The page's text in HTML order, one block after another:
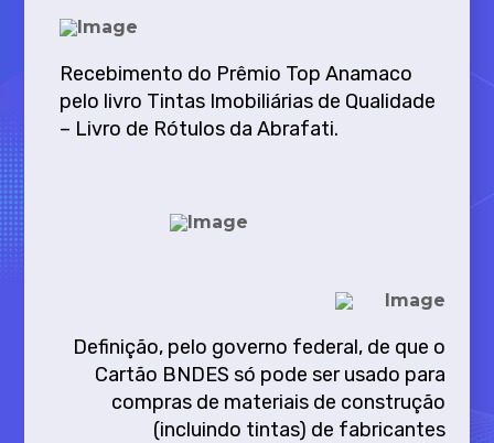
Recebimento do Prêmio Top Anamaco
pelo livro Tintas Imobiliárias de Qualidade
– Livro de Rótulos da Abrafati.
Definição, pelo governo federal, de que o
Cartão BNDES só pode ser usado para
compras de materiais de construção
(incluindo tintas) de fabricantes